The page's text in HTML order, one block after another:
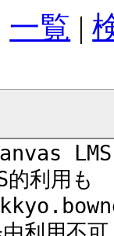
一覧 |